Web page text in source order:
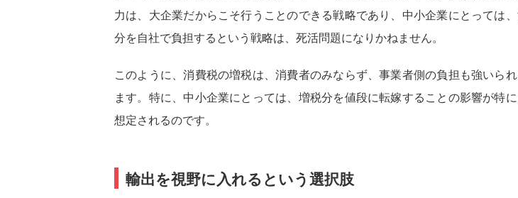
力は、大企業だからこそ行うことのできる戦略であり、中小企業にとっては
分を自社で負担するという戦略は、死活問題になりかねません。
このように、消費税の増税は、消費者のみならず、事業者側の負担も強いら
ます。特に、中小企業にとっては、増税分を値段に転嫁することの影響が特
想定されるのです。
輸出を視野に入れるという選択肢